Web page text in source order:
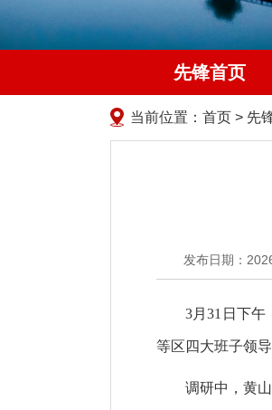
先锋首页
当前位置： 首页 > 先
发布日期：
3月31日下
等区四大班子领
调研中，黄